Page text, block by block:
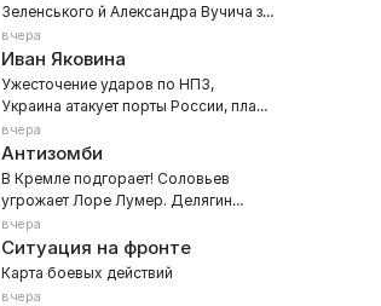
Зеленського й Александра Вучича з
медіа
вчера
Иван Яковина
Ужесточение ударов по НПЗ,
Украина атакует порты России, план
новой мобилизации — 800 тысяч
вчера
Антизомби
В Кремле подгорает! Соловьев
угрожает Лоре Лумер. Делягин
признал провал ПВО РФ
вчера
Ситуация на фронте
Карта боевых действий
вчера